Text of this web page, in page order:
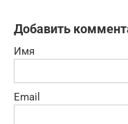
Добавить
Имя
Email